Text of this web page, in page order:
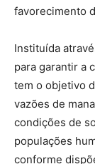
favorecimento
Instituída
para garantir a
tem o objetivo
vazões de
condições de
populações
conforme